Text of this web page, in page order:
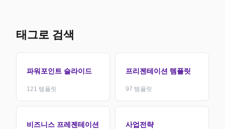
태그로 검색
파워포인트 슬라이드
121 템플릿
프리젠테이션 템플릿
97 템플릿
비즈니스 프레젠테이션 사업전략